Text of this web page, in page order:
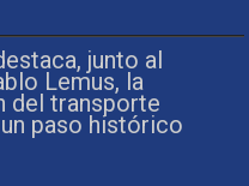
junto al
Lemus, la
del transporte
paso histórico